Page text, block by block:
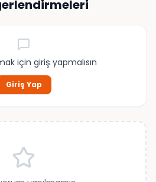
için giriş yapmalısın
Giriş Yap